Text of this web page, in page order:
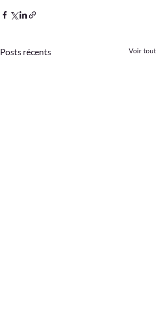
Posts récents Voir tout